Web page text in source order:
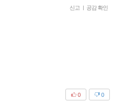
신고 | 공감 확인
0
0